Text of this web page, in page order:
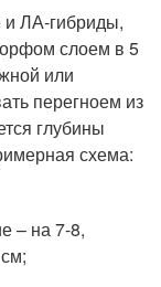
и ЛА-гибриды,
слоем в 5
или
перегноем из
глубины
схема:
– на 7-8,